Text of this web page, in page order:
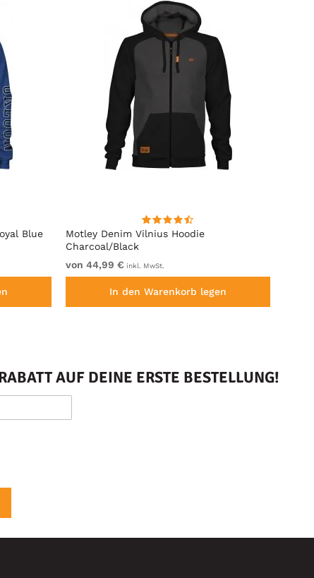
Blue
Motley Denim Vilnius Hoodie
Charcoal/Black
von 44,99 € inkl. MwSt.
In den Warenkorb legen
AUF DEINE ERSTE BESTELLUNG!